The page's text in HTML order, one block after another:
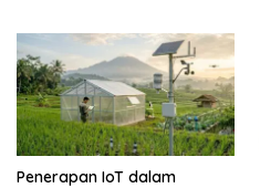
Penerapan IoT dalam